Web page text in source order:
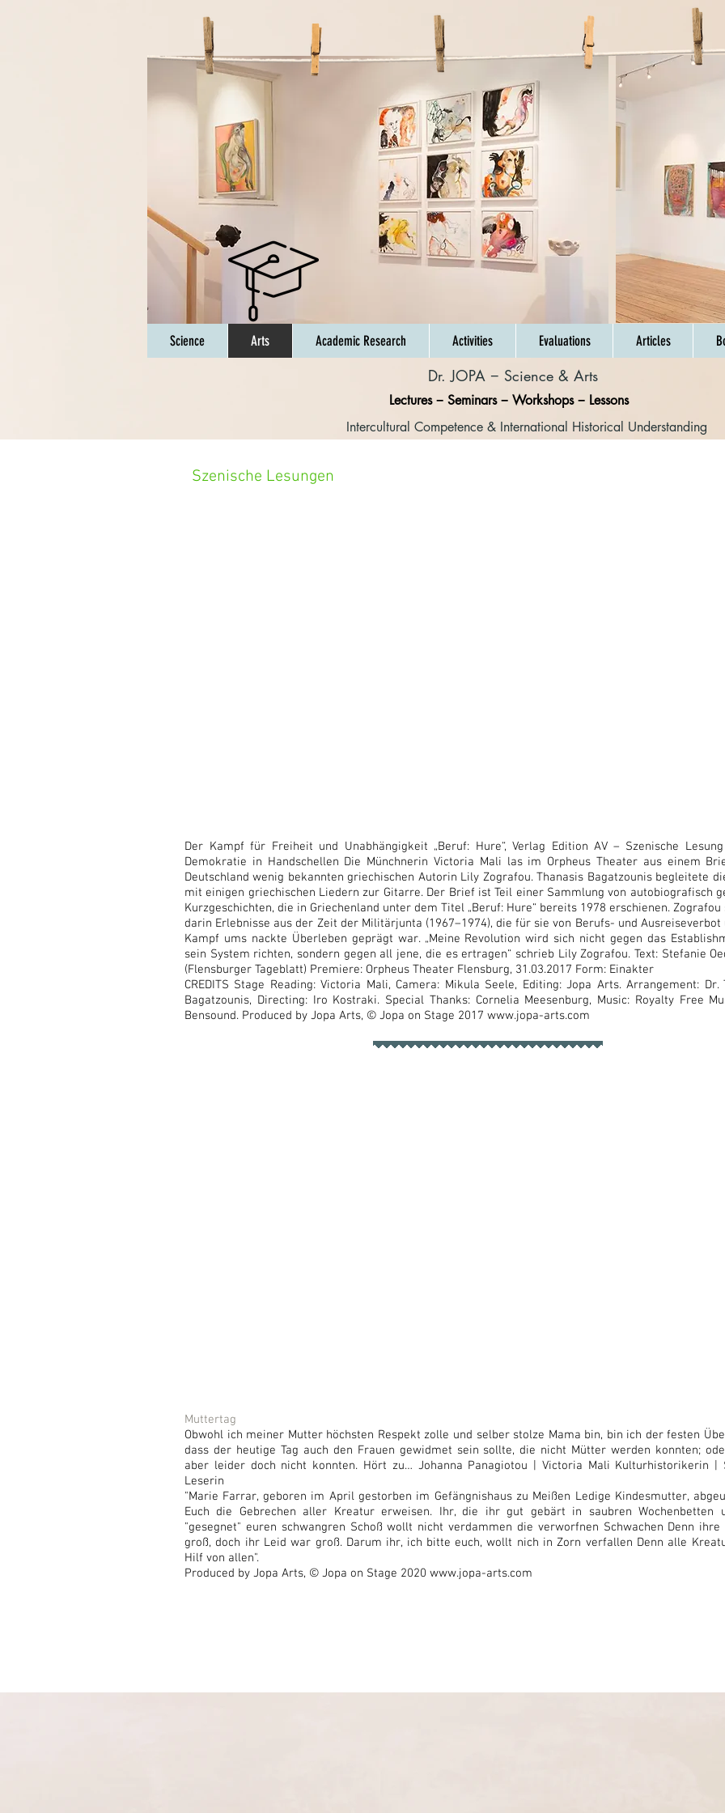
Science Arts Academic Research Activities Evaluations Articles
Dr. JOPA − Science & Arts
Lectures − Seminars − Workshops − Lessons
Intercultural Competence & International Historical Understanding
Szenische Lesungen
Der Kampf für Freiheit und Unabhängigkeit „Beruf: Hure“, Verlag Edition AV – Szenische
Demokratie in Handschellen Die Münchnerin Victoria Mali las im Orpheus Theater aus einem
Deutschland wenig bekannten griechischen Autorin Lily Zografou. Thanasis Bagatzounis begleitete
mit einigen griechischen Liedern zur Gitarre. Der Brief ist Teil einer Sammlung von autobiografisch
Kurzgeschichten, die in Griechenland unter dem Titel „Beruf: Hure“ bereits 1978 erschienen.
darin Erlebnisse aus der Zeit der Militärjunta (1967–1974), die für sie von Berufs- und Ausreiseverbot
Kampf ums nackte Überleben geprägt war. „Meine Revolution wird sich nicht gegen das
sein System richten, sondern gegen all jene, die es ertragen“ schrieb Lily Zografou. Text: Stefanie
(Flensburger Tageblatt) Premiere: Orpheus Theater Flensburg, 31.03.2017 Form: Einakter
CREDITS Stage Reading: Victoria Mali, Camera: Mikula Seele, Editing: Jopa Arts. Arrangement: Dr.
Bagatzounis, Directing: Iro Kostraki. Special Thanks: Cornelia Meesenburg, Music: Royalty Free
Bensound. Produced by Jopa Arts, © Jopa on Stage 2017 www.jopa-arts.com
Muttertag
Obwohl ich meiner Mutter höchsten Respekt zolle und selber stolze Mama bin, bin ich der festen
dass der heutige Tag auch den Frauen gewidmet sein sollte, die nicht Mütter werden konnten;
aber leider doch nicht konnten. Hört zu… Johanna Panagiotou | Victoria Mali Kulturhistorikerin |
Leserin
"Marie Farrar, geboren im April gestorben im Gefängnishaus zu Meißen Ledige Kindesmutter,
Euch die Gebrechen aller Kreatur erweisen. Ihr, die ihr gut gebärt in saubren Wochenbetten
"gesegnet" euren schwangren Schoß wollt nicht verdammen die verworfnen Schwachen Denn ihre
groß, doch ihr Leid war groß. Darum ihr, ich bitte euch, wollt nich in Zorn verfallen Denn alle
Hilf von allen".
Produced by Jopa Arts, © Jopa on Stage 2020 www.jopa-arts.com